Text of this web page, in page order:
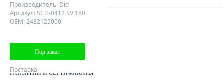
Производитель: Did
Артикул: SCH-0412 SV 180
OEM: 2432125000
Под заказ
Поставка
Клиентам
КАК ОПЛАТИТЬ ЗАКАЗ
ГАРАНТИИ И СЕРТИФИКАТЫ